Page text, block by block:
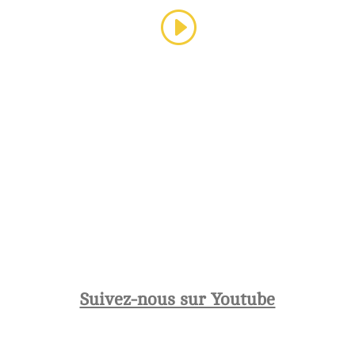
Suivez-nous sur Youtube